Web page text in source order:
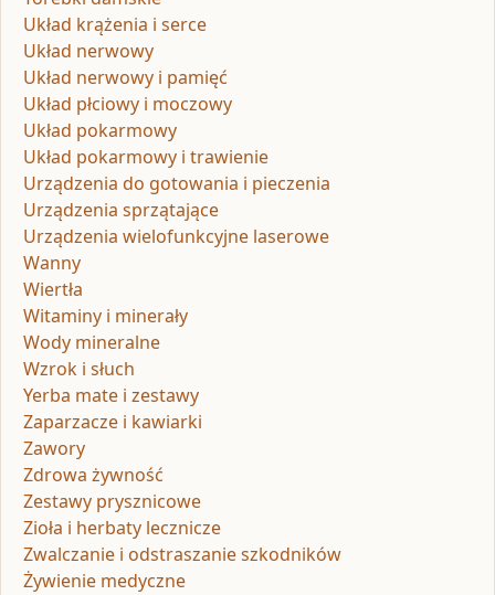
Układ krążenia i serce
Układ nerwowy
Układ nerwowy i pamięć
Układ płciowy i moczowy
Układ pokarmowy
Układ pokarmowy i trawienie
Urządzenia do gotowania i pieczenia
Urządzenia sprzątające
Urządzenia wielofunkcyjne laserowe
Wanny
Wiertła
Witaminy i minerały
Wody mineralne
Wzrok i słuch
Yerba mate i zestawy
Zaparzacze i kawiarki
Zawory
Zdrowa żywność
Zestawy prysznicowe
Zioła i herbaty lecznicze
Zwalczanie i odstraszanie szkodników
Żywienie medyczne